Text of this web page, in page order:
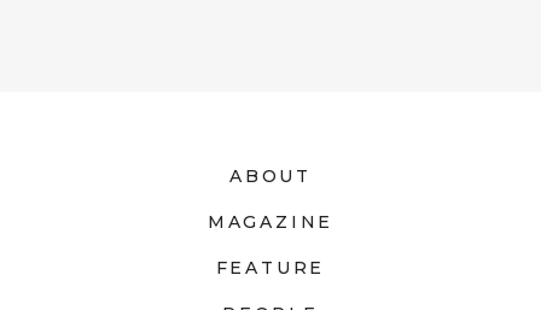
ABOUT
MAGAZINE
FEATURE